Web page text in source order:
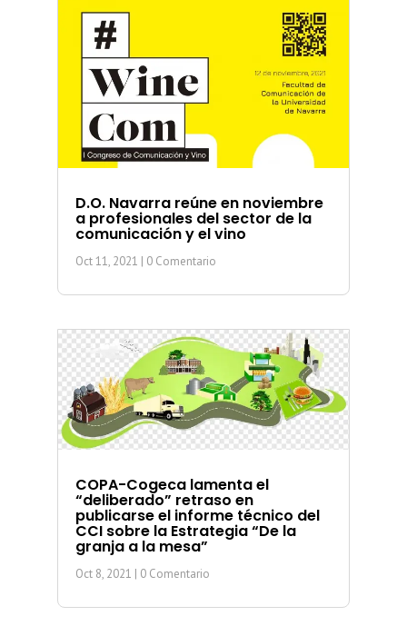
D.O. Navarra reúne en noviembre
a profesionales del sector de la
comunicación y el vino
Oct 11, 2021 | 0 Comentario
COPA-Cogeca lamenta el
“deliberado” retraso en
publicarse el informe técnico del
CCI sobre la Estrategia “De la
granja a la mesa”
Oct 8, 2021 | 0 Comentario